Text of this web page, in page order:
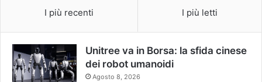
I più recenti I più letti
Unitree va in Borsa: la sfida cinese
dei robot umanoidi
Agosto 8, 2026